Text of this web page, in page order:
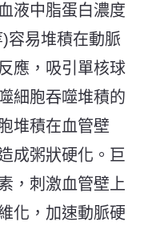
液中脂蛋白濃度
容易堆積在動脈
應，吸引單核球
細胞吞噬堆積的
堆積在血管壁
成粥狀硬化。巨
，刺激血管壁上
化，加速動脈硬